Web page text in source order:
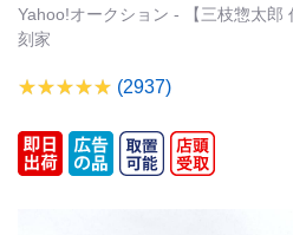
Yahoo!オークション - 【三枝惣太郎
刻家
(2937)